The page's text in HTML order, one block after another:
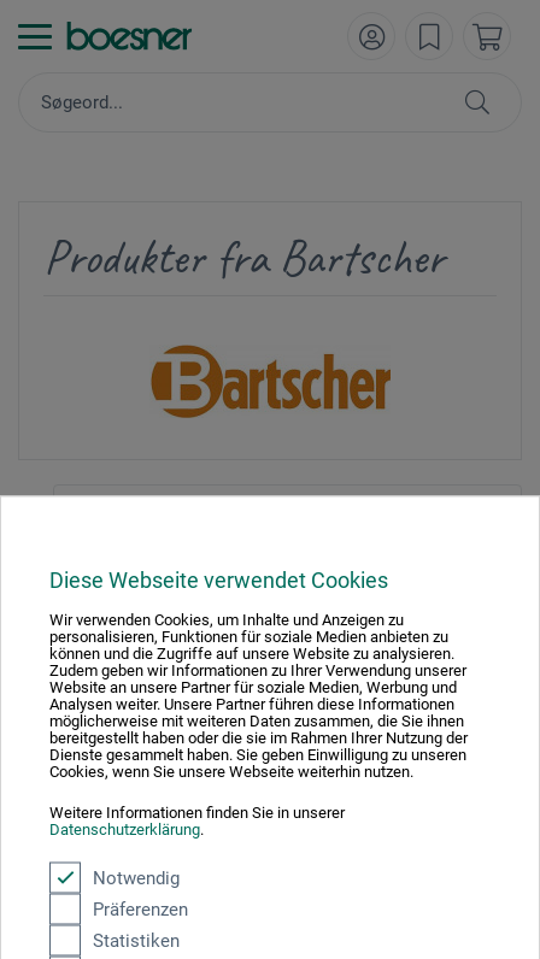
Diese Webseite verwendet Cookies
Wir verwenden Cookies, um Inhalte und Anzeigen zu
personalisieren, Funktionen für soziale Medien anbieten zu
können und die Zugriffe auf unsere Website zu analysieren.
Zudem geben wir Informationen zu Ihrer Verwendung unserer
Website an unsere Partner für soziale Medien, Werbung und
Analysen weiter. Unsere Partner führen diese Informationen
möglicherweise mit weiteren Daten zusammen, die Sie ihnen
bereitgestellt haben oder die sie im Rahmen Ihrer Nutzung der
Dienste gesammelt haben. Sie geben Einwilligung zu unseren
Cookies, wenn Sie unsere Webseite weiterhin nutzen.
Weitere Informationen finden Sie in unserer
Datenschutzerklärung.
Notwendig
Präferenzen
Statistiken
Produkter fra Bartscher
1
Absolut sikker
Betalingsmetoder